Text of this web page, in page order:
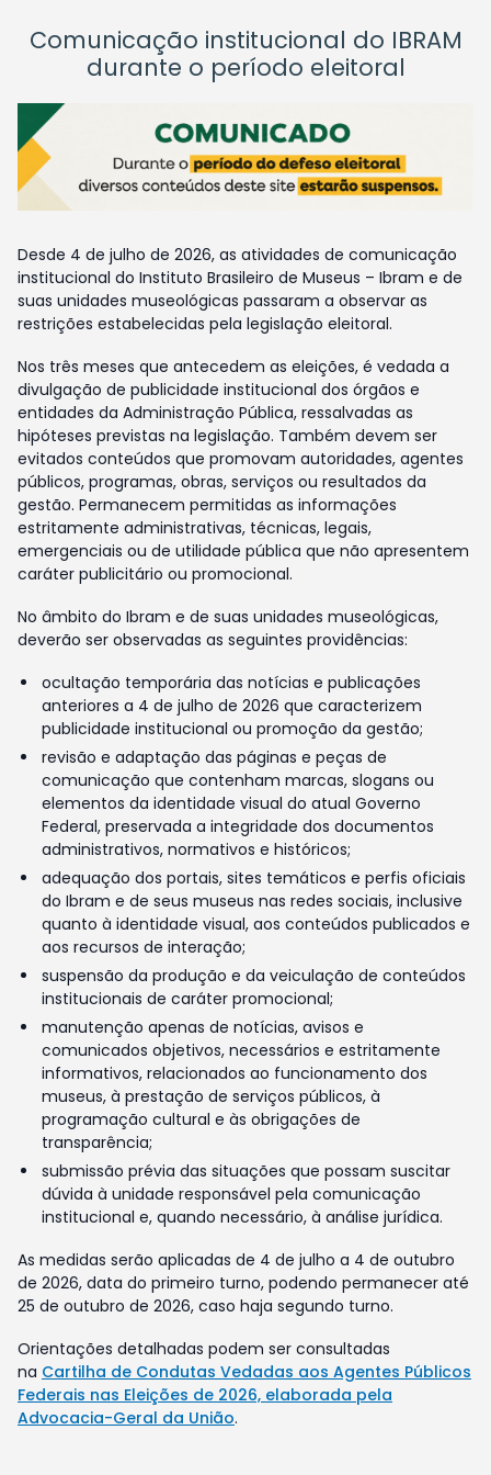
Comunicação institucional do IBRAM
durante o período eleitoral
Desde 4 de julho de 2026, as atividades de comunicação
institucional do Instituto Brasileiro de Museus – Ibram e de
suas unidades museológicas passaram a observar as
restrições estabelecidas pela legislação eleitoral.
Nos três meses que antecedem as eleições, é vedada a
divulgação de publicidade institucional dos órgãos e
entidades da Administração Pública, ressalvadas as
hipóteses previstas na legislação. Também devem ser
evitados conteúdos que promovam autoridades, agentes
públicos, programas, obras, serviços ou resultados da
gestão. Permanecem permitidas as informações
estritamente administrativas, técnicas, legais,
emergenciais ou de utilidade pública que não apresentem
caráter publicitário ou promocional.
No âmbito do Ibram e de suas unidades museológicas,
deverão ser observadas as seguintes providências:
ocultação temporária das notícias e publicações
anteriores a 4 de julho de 2026 que caracterizem
publicidade institucional ou promoção da gestão;
revisão e adaptação das páginas e peças de
comunicação que contenham marcas, slogans ou
elementos da identidade visual do atual Governo
Federal, preservada a integridade dos documentos
administrativos, normativos e históricos;
adequação dos portais, sites temáticos e perfis oficiais
do Ibram e de seus museus nas redes sociais, inclusive
quanto à identidade visual, aos conteúdos publicados e
aos recursos de interação;
suspensão da produção e da veiculação de conteúdos
institucionais de caráter promocional;
manutenção apenas de notícias, avisos e
comunicados objetivos, necessários e estritamente
informativos, relacionados ao funcionamento dos
museus, à prestação de serviços públicos, à
programação cultural e às obrigações de
transparência;
submissão prévia das situações que possam suscitar
dúvida à unidade responsável pela comunicação
institucional e, quando necessário, à análise jurídica.
As medidas serão aplicadas de 4 de julho a 4 de outubro
de 2026, data do primeiro turno, podendo permanecer até
25 de outubro de 2026, caso haja segundo turno.
Orientações detalhadas podem ser consultadas
na Cartilha de Condutas Vedadas aos Agentes Públicos
Federais nas Eleições de 2026, elaborada pela
Advocacia-Geral da União.